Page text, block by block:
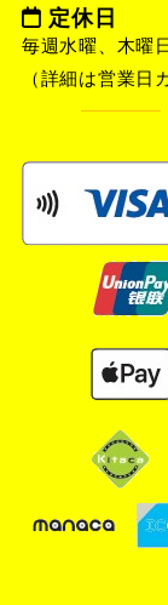
定休日
毎週水曜、木曜
（詳細は営業日